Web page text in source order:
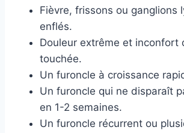
Fièvre, frissons ou ganglions
enflés.
Douleur extrême et inconfort
touchée.
Un furoncle à croissance
Un furoncle qui ne disparaît
en 1-2 semaines.
Un furoncle récurrent ou